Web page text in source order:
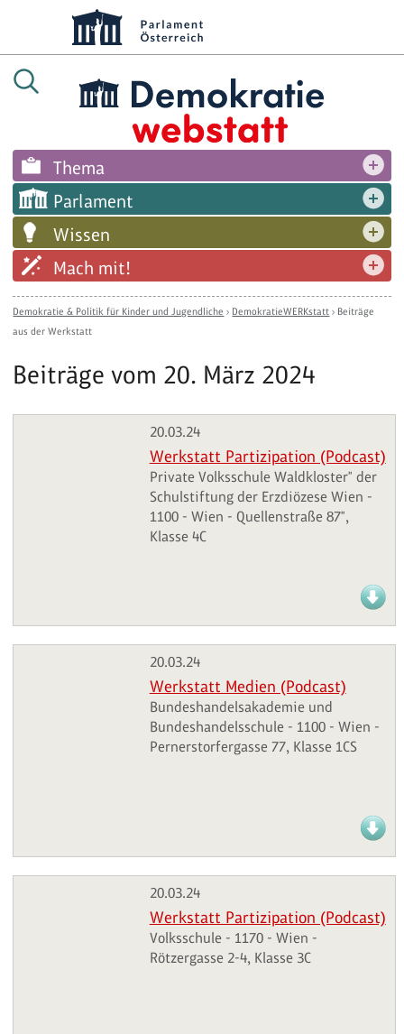
Thema
Parlament
Wissen
Mach mit!
Demokratie & Politik für Kinder und Jugendliche › DemokratieWERKstatt › Beiträge
aus der Werkstatt
Beiträge vom 20. März 2024
20.03.24
Werkstatt Partizipation (Podcast)
Private Volksschule Waldkloster" der
Schulstiftung der Erzdiözese Wien -
1100 - Wien - Quellenstraße 87",
Klasse 4C
20.03.24
Werkstatt Medien (Podcast)
Bundeshandelsakademie und
Bundeshandelsschule - 1100 - Wien -
Pernerstorfergasse 77, Klasse 1CS
20.03.24
Werkstatt Partizipation (Podcast)
Volksschule - 1170 - Wien -
Rötzergasse 2-4, Klasse 3C